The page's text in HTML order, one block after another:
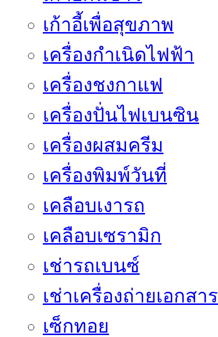
เก้าอี้เพื่อสุขภาพ
เครื่องกำเนิดไฟฟ้า
เครื่องชงกาแฟ
เครื่องปั่นไฟเบนซิน
เครื่องผสมครีม
เครื่องพิมพ์วันที่
เคลือบเงารถ
เคลือบเซรามิก
เช่ารถเบนซ์
เช่าเครื่องถ่ายเอกสาร
เซ็กทอย